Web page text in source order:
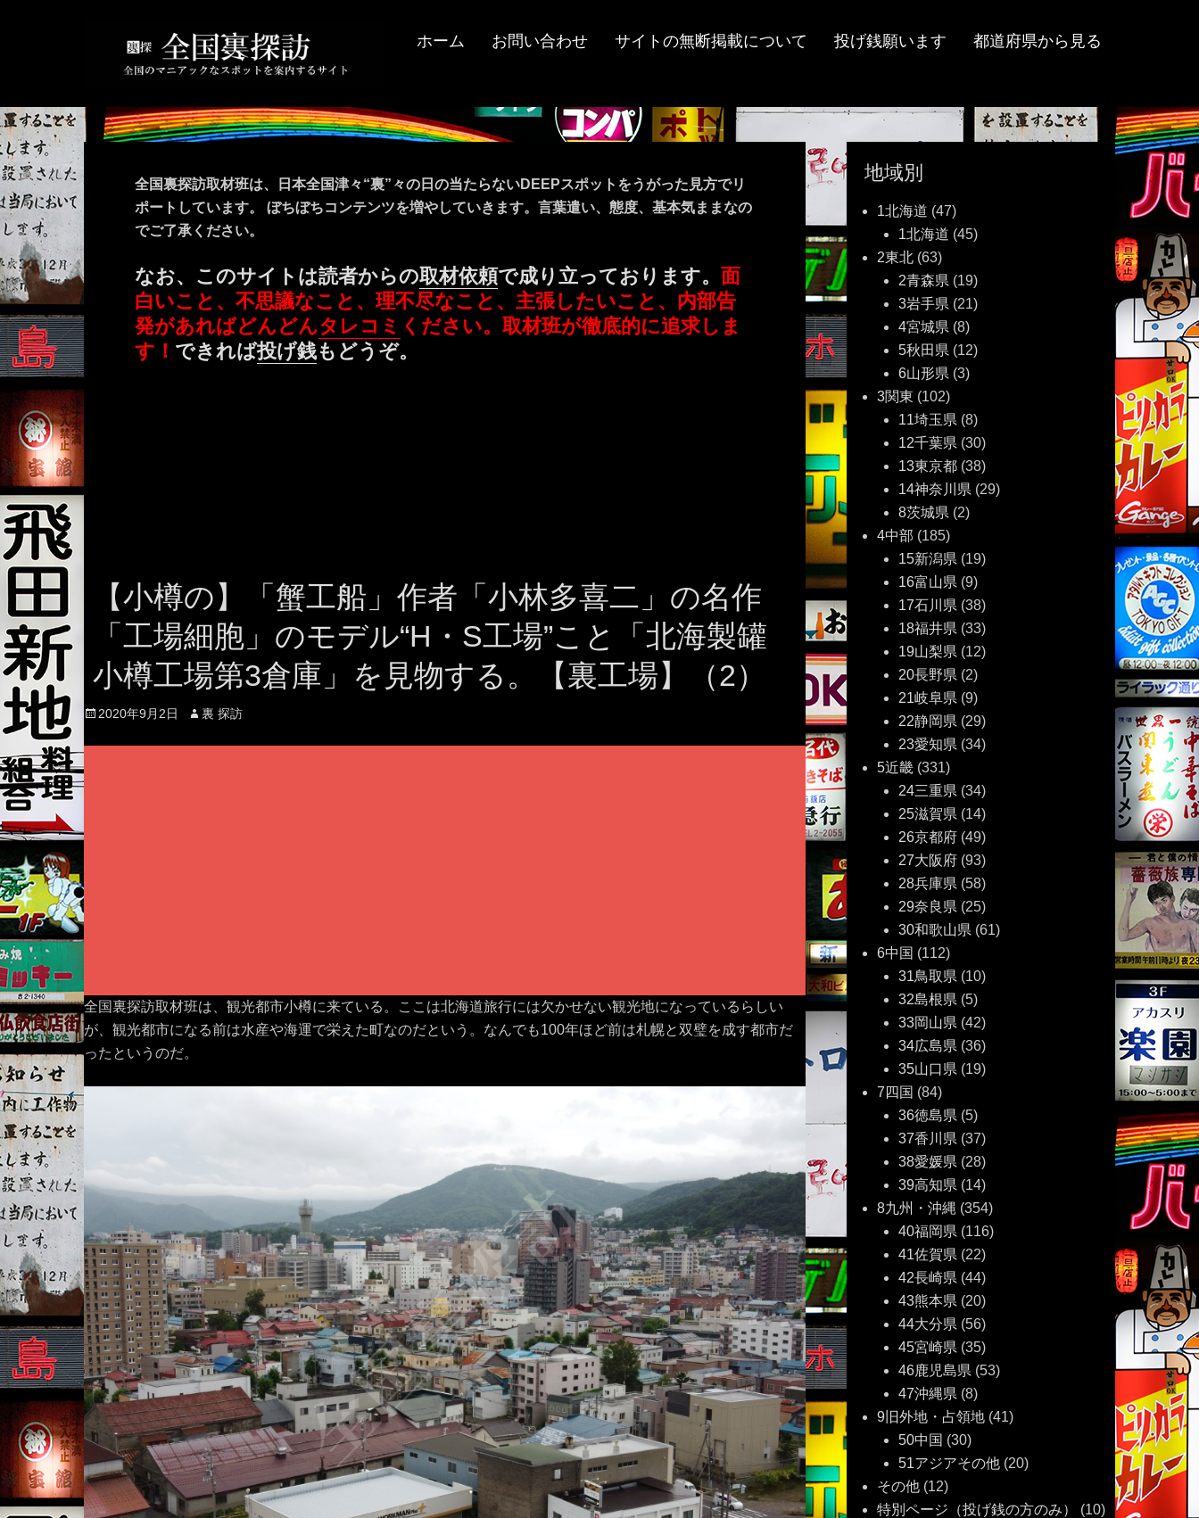
ホーム お問い合わせ サイトの無断掲載について 投げ銭願います 都道府県から見る
全国裏探訪取材班は、日本全国津々“裏”々の日の当たらないDEEPスポットをうがった見方でリ
ポートしています。 ぼちぼちコンテンツを増やしていきます。言葉遣い、態度、基本気ままなの
でご了承ください。
なお、このサイトは読者からの取材依頼で成り立っております。 面
白いこと、不思議なこと、理不尽なこと、主張したいこと、内部告
発があればどんどんタレコミ ください。取材班が徹底的に追求しま
す！ できれば投げ銭もどうぞ。
【小樽の】「蟹工船」作者「小林多喜二」の名作
「工場細胞」のモデル“H・S工場”こと「北海製罐
小樽工場第3倉庫」を見物する。【裏工場】（2）
Posted
2020年9月2日 Author
裏 探訪
全国裏探訪取材班は、観光都市小樽に来ている。ここは北海道旅行には欠かせない観光地になっているらしい
が、観光都市になる前は水産や海運で栄えた町なのだという。なんでも100年ほど前は札幌と双璧を成す都市だ
ったというのだ。
地域別
1北海道 (47)
1北海道 (45)
2東北 (63)
2青森県 (19)
3岩手県 (21)
4宮城県 (8)
5秋田県 (12)
6山形県 (3)
3関東 (102)
11埼玉県 (8)
12千葉県 (30)
13東京都 (38)
14神奈川県 (29)
8茨城県 (2)
4中部 (185)
15新潟県 (19)
16富山県 (9)
17石川県 (38)
18福井県 (33)
19山梨県 (12)
20長野県 (2)
21岐阜県 (9)
22静岡県 (29)
23愛知県 (34)
5近畿 (331)
24三重県 (34)
25滋賀県 (14)
26京都府 (49)
27大阪府 (93)
28兵庫県 (58)
29奈良県 (25)
30和歌山県 (61)
6中国 (112)
31鳥取県 (10)
32島根県 (5)
33岡山県 (42)
34広島県 (36)
35山口県 (19)
7四国 (84)
36徳島県 (5)
37香川県 (37)
38愛媛県 (28)
39高知県 (14)
8九州・沖縄 (354)
40福岡県 (116)
41佐賀県 (22)
42長崎県 (44)
43熊本県 (20)
44大分県 (56)
45宮崎県 (35)
46鹿児島県 (53)
47沖縄県 (8)
9旧外地・占領地 (41)
50中国 (30)
51アジアその他 (20)
その他 (12)
特別ページ（投げ銭の方のみ）
(10)